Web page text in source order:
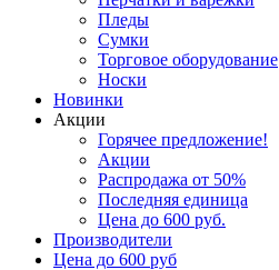
Пледы
Сумки
Торговое оборудование
Носки
Новинки
Акции
Горячее предложение!
Акции
Распродажа от 50%
Последняя единица
Цена до 600 руб.
Производители
Цена до 600 руб